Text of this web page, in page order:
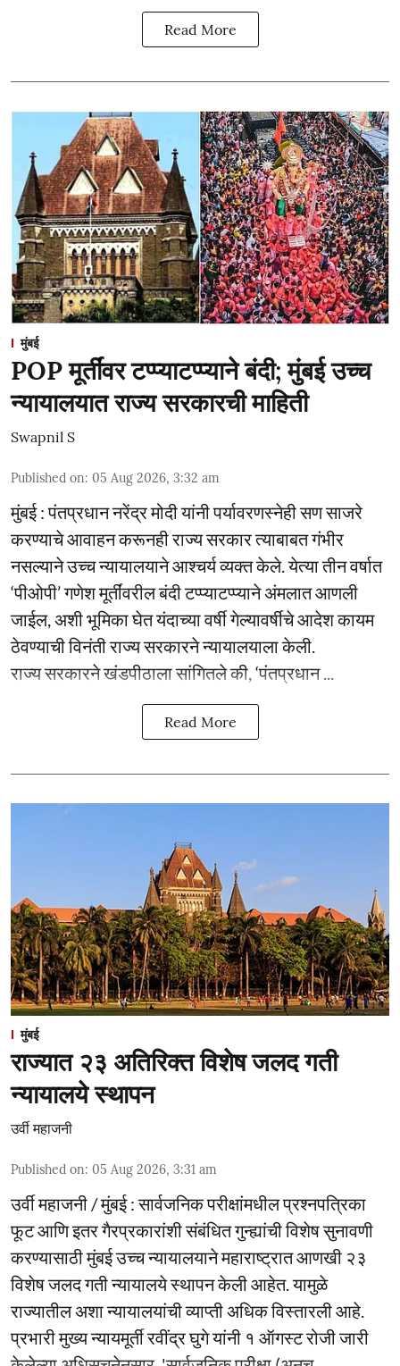
Read More
मुंबई
POP मूर्तींवर टप्प्याटप्प्याने बंदी; मुंबई उच्च
न्यायालयात राज्य सरकारची माहिती
Swapnil S
Published on: 05 Aug 2026, 3:32 am
मुंबई : पंतप्रधान नरेंद्र मोदी यांनी पर्यावरणस्नेही सण साजरे
करण्याचे आवाहन करूनही राज्य सरकार त्याबाबत गंभीर
नसल्याने उच्च न्यायालयाने आश्चर्य व्यक्त केले. येत्या तीन वर्षात
‘पीओपी’ गणेश मूर्तींवरील बंदी टप्प्याटप्प्याने अंमलात आणली
जाईल, अशी भूमिका घेत यंदाच्या वर्षी गेल्यावर्षीचे आदेश कायम
ठेवण्याची विनंती राज्य सरकारने न्यायालयाला केली.
राज्य सरकारने खंडपीठाला सांगितले की, ‘पंतप्रधान ...
Read More
मुंबई
राज्यात २३ अतिरिक्त विशेष जलद गती
न्यायालये स्थापन
उर्वी महाजनी
Published on: 05 Aug 2026, 3:31 am
उर्वी महाजनी / मुंबई : सार्वजनिक परीक्षांमधील प्रश्नपत्रिका
फूट आणि इतर गैरप्रकारांशी संबंधित गुन्ह्यांची विशेष सुनावणी
करण्यासाठी मुंबई उच्च न्यायालयाने महाराष्ट्रात आणखी २३
विशेष जलद गती न्यायालये स्थापन केली आहेत. यामुळे
राज्यातील अशा न्यायालयांची व्याप्ती अधिक विस्तारली आहे.
प्रभारी मुख्य न्यायमूर्ती रवींद्र घुगे यांनी १ ऑगस्ट रोजी जारी